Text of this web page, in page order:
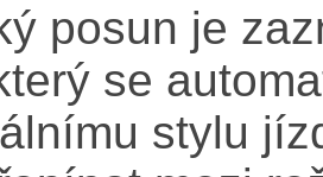
posun je
se
stylu